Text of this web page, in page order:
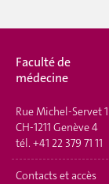
Faculté de
médecine
Rue Michel-Servet 1
CH-1211 Genève 4
tél. +41 22 379 71 11
Contacts et accès